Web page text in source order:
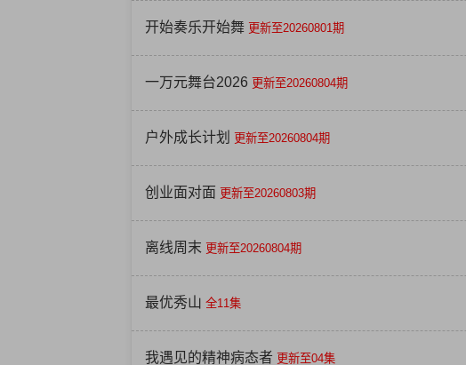
开始奏乐开始舞 更新至20260801期
一万元舞台2026 更新至20260804期
户外成长计划 更新至20260804期
创业面对面 更新至20260803期
离线周末 更新至20260804期
最优秀山 全11集
我遇见的精神病态者 更新至04集